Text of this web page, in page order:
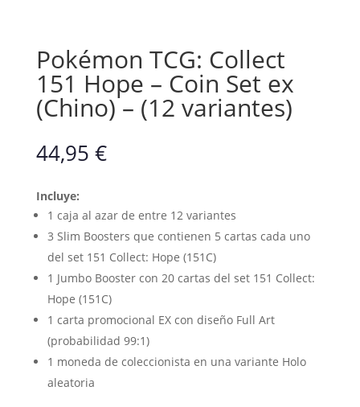
Pokémon TCG: Collect
151 Hope – Coin Set ex
(Chino) – (12 variantes)
44,95 €
Incluye:
1 caja al azar de entre 12 variantes
3 Slim Boosters que contienen 5 cartas cada uno
del set 151 Collect: Hope (151C)
1 Jumbo Booster con 20 cartas del set 151 Collect:
Hope (151C)
1 carta promocional EX con diseño Full Art
(probabilidad 99:1)
1 moneda de coleccionista en una variante Holo
aleatoria